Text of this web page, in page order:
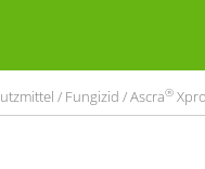
/ Fungizid / Ascra® Xpro